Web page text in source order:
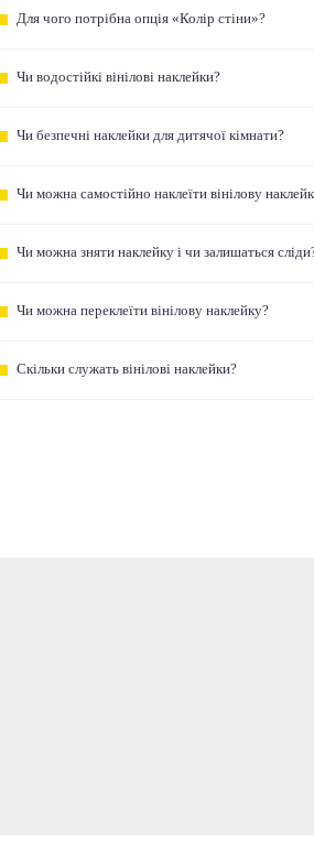
Для чого потрібна опція «Колір стіни»?
Чи водостійкі вінілові наклейки?
Чи безпечні наклейки для дитячої кімнати?
Чи можна самостійно наклеїти вінілову
Чи можна зняти наклейку і чи залишаться
Чи можна переклеїти вінілову наклейку?
Скільки служать вінілові наклейки?